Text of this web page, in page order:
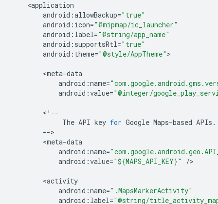
<application
android :allowBackup="true"
android : icon="@mipmap/ic_launcher"
android : label="@string/app_name"
android : supportsRtl="true"
android : theme="@style/AppTheme" >
<meta-data
android :name=
android :value="@integer/
< !--
The API key for Google Maps-based APIs .
--
<meta-data
android :name=
android :value="${MAPS_API_KEY}" />
<activity
android :name=".MapsMarkerActivity"
android : label="@string/